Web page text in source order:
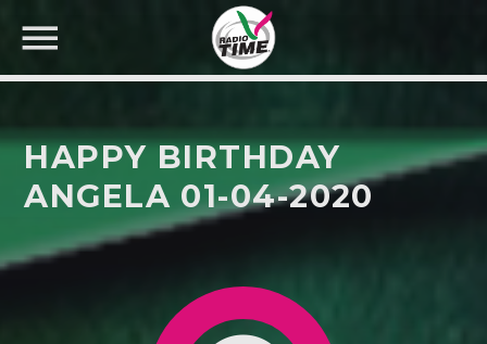
CERCA NEL SITO WEB:
HAPPY BIRTHDAY
ANGELA 01-04-2020